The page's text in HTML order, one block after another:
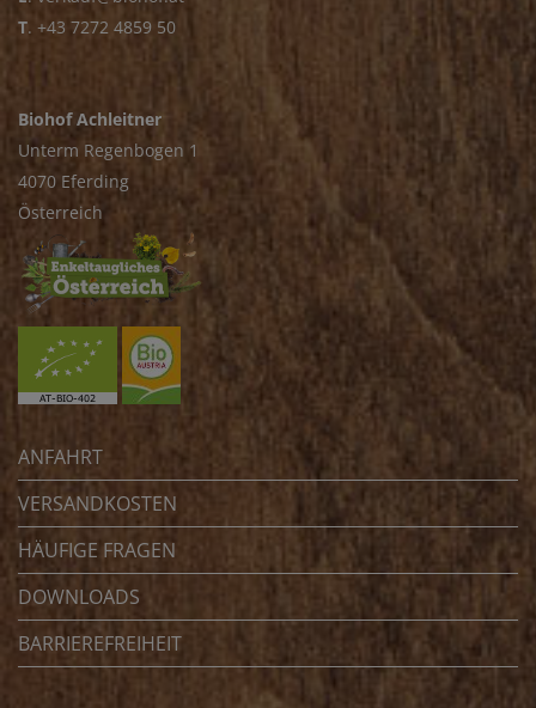
T. +43 7272 4859 50
Biohof Achleitner
Unterm Regenbogen 1
4070 Eferding
Österreich
ANFAHRT
VERSANDKOSTEN
HÄUFIGE FRAGEN
DOWNLOADS
BARRIEREFREIHEIT